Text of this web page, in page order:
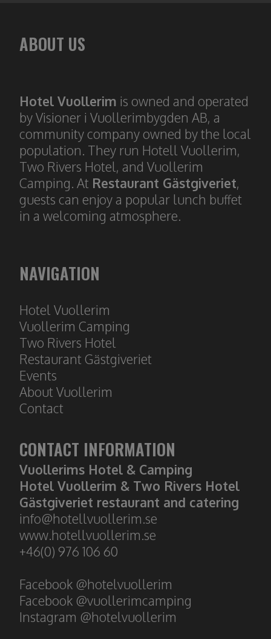
ABOUT US
Hotel Vuollerim is owned and operated
by Visioner i Vuollerimbygden AB, a
community company owned by the local
population. They run Hotell Vuollerim,
Two Rivers Hotel, and Vuollerim
Camping. At Restaurant Gästgiveriet,
guests can enjoy a popular lunch buffet
in a welcoming atmosphere.
NAVIGATION
Hotel Vuollerim
​​​​​​​Vuollerim Camping
Two Rivers Hotel
Restaurant Gästgiveriet
Events
About Vuollerim
Contact
CONTACT INFORMATION
Vuollerims Hotel & Camping
Hotel Vuollerim & Two Rivers Hotel
Gästgiveriet restaurant and catering
​​​​​​​info@hotellvuollerim.se
www.hotellvuollerim.se
+46(0) 976 106 60
Facebook @hotelvuollerim
Facebook @vuollerimcamping
Instagram @hotelvuollerim